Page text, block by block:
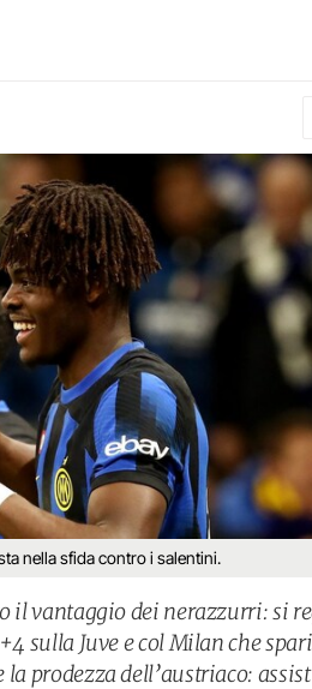
nella sfida contro i salentini.
il vantaggio dei nerazzurri: si
sulla Juve e col Milan che
prodezza dell’austriaco: